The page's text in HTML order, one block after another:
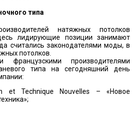
типа
натяжных потолков
лидирующие позиции занимают
считались законодателями моды, в
потолков.
французскими производителями
типа на сегодняшний день
et Technique Nouvelles – «Новое